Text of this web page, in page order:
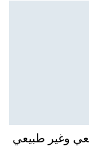
وغير طبيعي